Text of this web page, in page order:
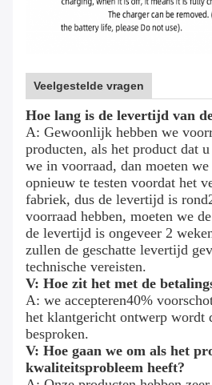
Veelgestelde vragen
Hoe lang is de levertijd van
A: Gewoonlijk hebben we
producten, als het product dat
we in voorraad, dan moeten
opnieuw te testen voordat het
fabriek, dus de levertijd is rond
voorraad hebben, moeten we
de levertijd is ongeveer 2
zullen de geschatte levertijd
technische vereisten.
V: Hoe zit het met de
A: we accepteren40%
het klantgericht ontwerp wordt
besproken.
V: Hoe gaan we om als het
kwaliteitsprobleem heeft?